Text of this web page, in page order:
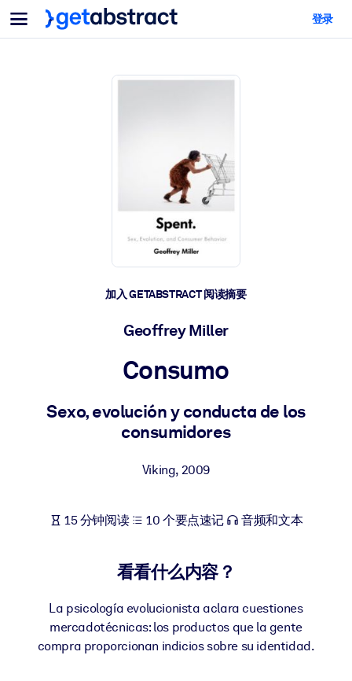
菜单
面向团队与管理者
帮助您的管理者为未来的工作时代做好准备。
让团队更轻松地共同学习、解决实际问题并更快采取行动。
培养您的员工应对未来挑战所需的技能。
将简短且经过验证的知识引入您的 LMS/LXP，以获得更强的学习效
面向人工智能系统
面向人工智能系统
登录
加入 GETABSTRACT 阅读摘要
Geoffrey Miller
Consumo
Sexo, evolución y conducta de los
consumidores
Viking, 2009
15 分钟阅读 10 个要点速记 音频和文本
看看什么内容？
La psicología evolucionista aclara cuestiones
mercadotécnicas: los productos que la gente
compra proporcionan indicios sobre su identidad.